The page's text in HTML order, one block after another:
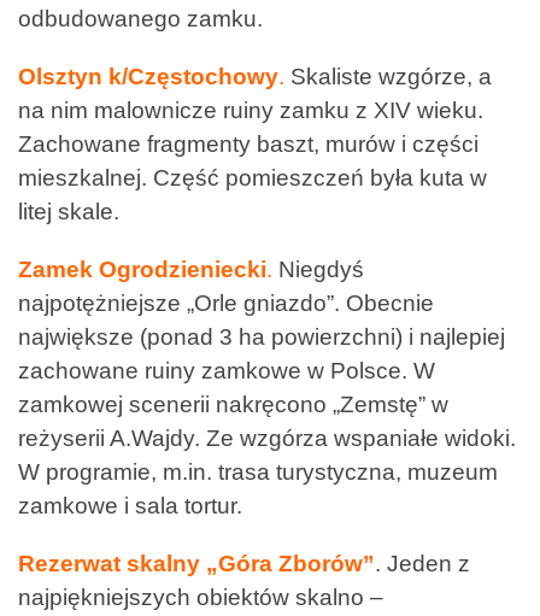
odbudowanego zamku.
Olsztyn k/Częstochowy. Skaliste wzgórze, a
na nim malownicze ruiny zamku z XIV wieku.
Zachowane fragmenty baszt, murów i części
mieszkalnej. Część pomieszczeń była kuta w
litej skale.
Zamek Ogrodzieniecki. Niegdyś
najpotężniejsze „Orle gniazdo”. Obecnie
największe (ponad 3 ha powierzchni) i najlepiej
zachowane ruiny zamkowe w Polsce. W
zamkowej scenerii nakręcono „Zemstę” w
reżyserii A.Wajdy. Ze wzgórza wspaniałe widoki.
W programie, m.in. trasa turystyczna, muzeum
zamkowe i sala tortur.
Rezerwat skalny „Góra Zborów”. Jeden z
najpiękniejszych obiektów skalno –